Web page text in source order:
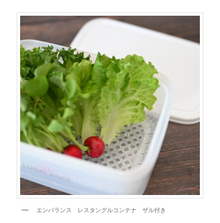
エンバランス レスタングルコンテナ ザル付き